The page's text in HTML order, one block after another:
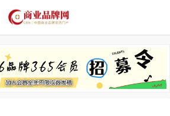
品牌 品牌故事